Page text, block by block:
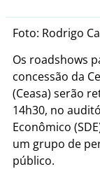
Foto: Rodrigo
Os roadshows
concessão da
(Ceasa) serão
14h30, no
Econômico
um grupo de
público.